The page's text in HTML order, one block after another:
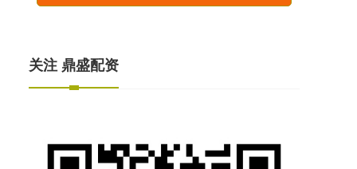
关注 鼎盛配资